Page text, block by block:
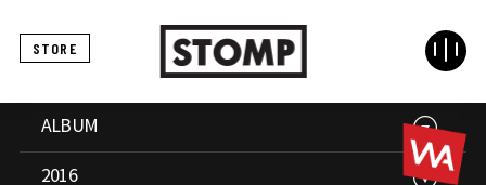
STORE
ALBUM
2016